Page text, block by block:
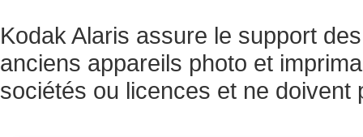
Kodak Alaris assure le support
anciens appareils photo et
sociétés ou licences et ne